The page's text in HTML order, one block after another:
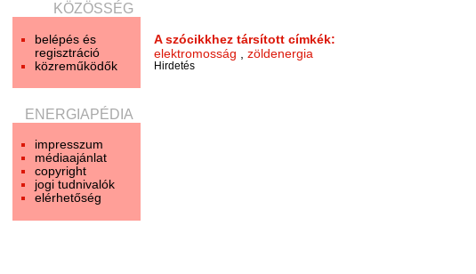
KÖZÖSSÉG
belépés és
regisztráció
közreműködők
ENERGIAPÉDIA
impresszum
médiaajánlat
copyright
jogi tudnivalók
elérhetőség
A szócikkhez társított címkék:
elektromosság ,zöldenergia
Hirdetés